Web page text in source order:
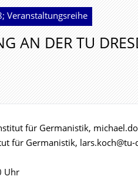
Veranstaltungsreihe
AN DER TU
für Germanistik,
für Germanistik, lars.koch@tu-
Uhr